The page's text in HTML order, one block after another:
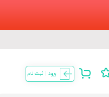
ورود | ثبت نام